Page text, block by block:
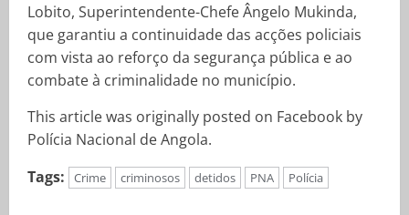
Lobito, Superintendente-Chefe Ângelo Mukinda,
que garantiu a continuidade das acções policiais
com vista ao reforço da segurança pública e ao
combate à criminalidade no município.
This article was originally posted on Facebook by
Polícia Nacional deAngola.
Tags:
Crime criminosos detidos PNA Polícia